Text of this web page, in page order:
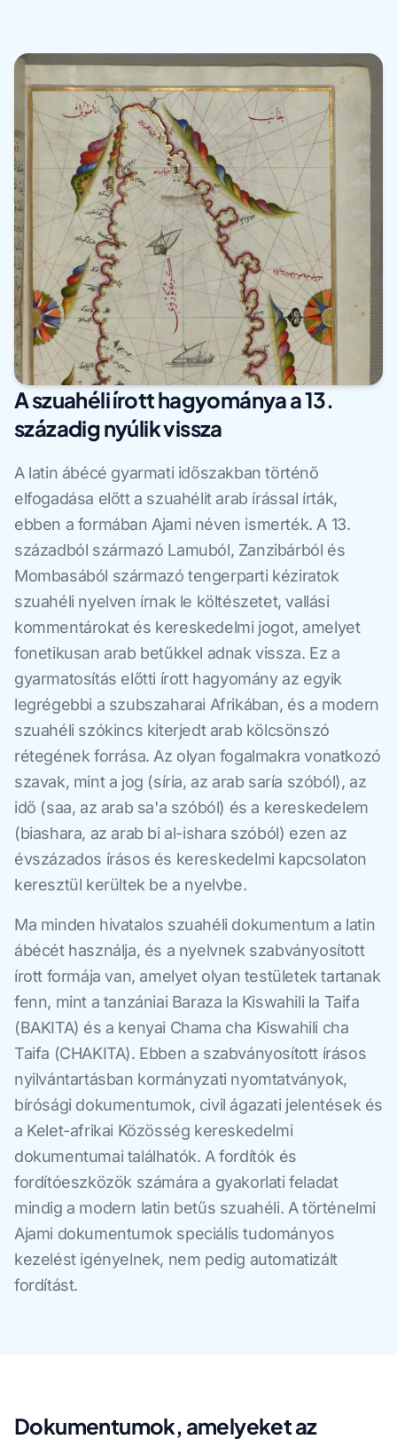
A szuahéli írott hagyománya a 13.
századig nyúlik vissza
A latin ábécé gyarmati időszakban történő
elfogadása előtt a szuahélit arab írással írták,
ebben a formában Ajami néven ismerték. A 13.
századból származó Lamuból, Zanzibárból és
Mombasából származó tengerparti kéziratok
szuahéli nyelven írnak le költészetet, vallási
kommentárokat és kereskedelmi jogot, amelyet
fonetikusan arab betűkkel adnak vissza. Ez a
gyarmatosítás előtti írott hagyomány az egyik
legrégebbi a szubszaharai Afrikában, és a modern
szuahéli szókincs kiterjedt arab kölcsönszó
rétegének forrása. Az olyan fogalmakra vonatkozó
szavak, mint a jog (síria, az arab saría szóból), az
idő (saa, az arab sa'a szóból) és a kereskedelem
(biashara, az arab bi al-ishara szóból) ezen az
évszázados írásos és kereskedelmi kapcsolaton
keresztül kerültek be a nyelvbe.
Ma minden hivatalos szuahéli dokumentum a latin
ábécét használja, és a nyelvnek szabványosított
írott formája van, amelyet olyan testületek tartanak
fenn, mint a tanzániai Baraza la Kiswahili la Taifa
(BAKITA) és a kenyai Chama cha Kiswahili cha
Taifa (CHAKITA). Ebben a szabványosított írásos
nyilvántartásban kormányzati nyomtatványok,
bírósági dokumentumok, civil ágazati jelentések és
a Kelet-afrikai Közösség kereskedelmi
dokumentumai találhatók. A fordítók és
fordítóeszközök számára a gyakorlati feladat
mindig a modern latin betűs szuahéli. A történelmi
Ajami dokumentumok speciális tudományos
kezelést igényelnek, nem pedig automatizált
fordítást.
Dokumentumok, amelyeket az